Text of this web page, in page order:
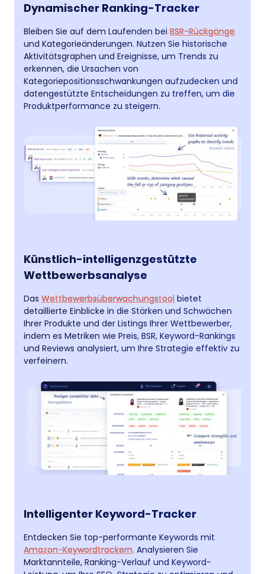
Dynamischer Ranking-Tracker
Bleiben Sie auf dem Laufenden bei BSR-Rückgänge
und Kategorieänderungen. Nutzen Sie historische
Aktivitätsgraphen und Ereignisse, um Trends zu
erkennen, die Ursachen von
Kategoriepositionsschwankungen aufzudecken und
datengestützte Entscheidungen zu treffen, um die
Produktperformance zu steigern.
Künstlich-intelligenzgestützte
Wettbewerbsanalyse
Das Wettbewerbsüberwachungstool bietet
detaillierte Einblicke in die Stärken und Schwächen
Ihrer Produkte und der Listings Ihrer Wettbewerber,
indem es Metriken wie Preis, BSR, Keyword-Rankings
und Reviews analysiert, um Ihre Strategie effektiv zu
verfeinern.
Intelligenter Keyword-Tracker
Entdecken Sie top-performante Keywords mit
Amazon-Keywordtrackern. Analysieren Sie
Marktannteile, Ranking-Verlauf und Keyword-